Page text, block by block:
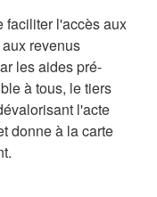
faciliter l'accès aux
revenus
les aides pré-
à tous, le tiers
l'acte
donne à la carte